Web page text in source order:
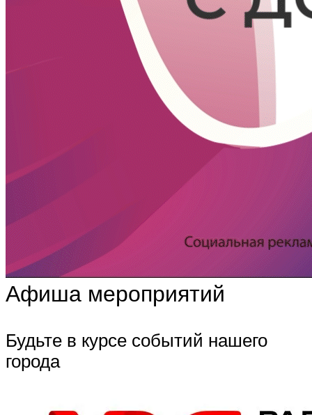
Афиша мероприятий
Будьте в курсе событий нашего
города